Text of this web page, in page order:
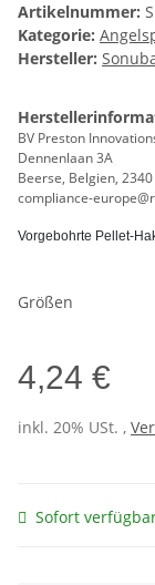
Artikelnummer:
Kategorie:
Hersteller:
BV Preston
Dennenlaan 3A
Beerse, Belgien, 2340
compliance-
Vorgebohrte Pellet-
Größen
4,24 €
inkl. 20% USt. ,
Sofort